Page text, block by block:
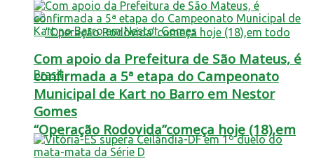
“Operação Rodovida”começa hoje (18),em
Com apoio da Prefeitura de São Mateus, é
confirmada a 5ª etapa do Campeonato
Municipal de Kart no Barro em Nestor
Gomes